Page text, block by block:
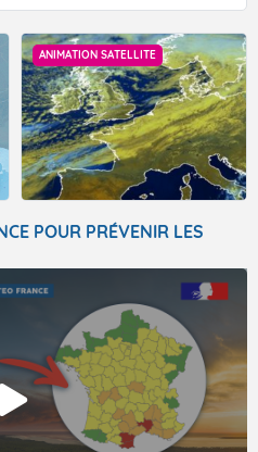
ANIMATION SATELLITE
POUR PRÉVENIR LES